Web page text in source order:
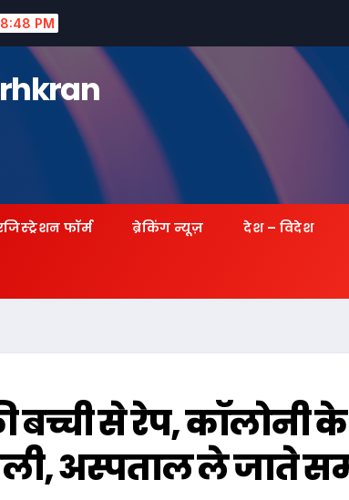
PM
फॉर्म ब्रेकिंग न्यूज़ देश – विदेश
बच्ची से रेप,
अस्पताल ले जाते